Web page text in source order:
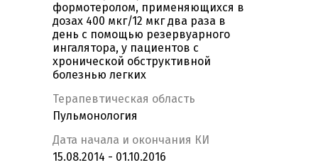
формотеролом, применяющихся в
дозах 400 мкг/12 мкг два раза в
день с помощью резервуарного
ингалятора, у пациентов с
хронической обструктивной
болезнью легких
Терапевтическая область
Пульмонология
Дата начала и окончания КИ
15.08.2014 - 01.10.2016